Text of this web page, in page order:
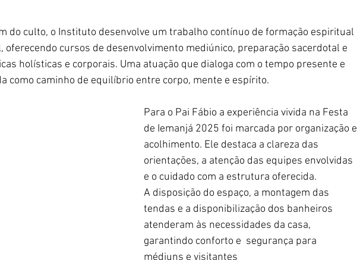
do culto, o Instituto desenvolve um trabalho contínuo de formação espiritual
oferecendo cursos de desenvolvimento mediúnico, preparação sacerdotal e
holísticas e corporais. Uma atuação que dialoga com o tempo presente e
como caminho de equilíbrio entre corpo, mente e espírito.
Para o Pai Fábio a experiência vivida na Festa
de Iemanjá 2025 foi marcada por organização e
acolhimento. Ele destaca a clareza das
orientações, a atenção das equipes envolvidas
e o cuidado com a estrutura oferecida.
A disposição do espaço, a montagem das
tendas e a disponibilização dos banheiros
atenderam às necessidades da casa,
garantindo conforto e  segurança para
médiuns e visitantes